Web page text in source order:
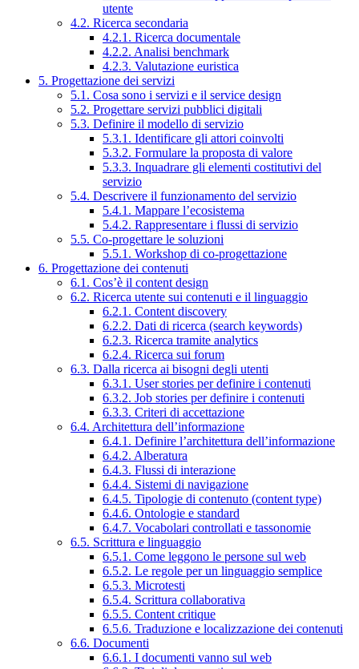
utente
4.2. Ricerca secondaria
4.2.1. Ricerca documentale
4.2.2. Analisi benchmark
4.2.3. Valutazione euristica
5. Progettazione dei servizi
5.1. Cosa sono i servizi e il service design
5.2. Progettare servizi pubblici digitali
5.3. Definire il modello di servizio
5.3.1. Identificare gli attori coinvolti
5.3.2. Formulare la proposta di valore
5.3.3. Inquadrare gli elementi costitutivi del
servizio
5.4. Descrivere il funzionamento del servizio
5.4.1. Mappare l’ecosistema
5.4.2. Rappresentare i flussi di servizio
5.5. Co-progettare le soluzioni
5.5.1. Workshop di co-progettazione
6. Progettazione dei contenuti
6.1. Cos’è il content design
6.2. Ricerca utente sui contenuti e il linguaggio
6.2.1. Content discovery
6.2.2. Dati di ricerca (search keywords)
6.2.3. Ricerca tramite analytics
6.2.4. Ricerca sui forum
6.3. Dalla ricerca ai bisogni degli utenti
6.3.1. User stories per definire i contenuti
6.3.2. Job stories per definire i contenuti
6.3.3. Criteri di accettazione
6.4. Architettura dell’informazione
6.4.1. Definire l’architettura dell’informazione
6.4.2. Alberatura
6.4.3. Flussi di interazione
6.4.4. Sistemi di navigazione
6.4.5. Tipologie di contenuto (content type)
6.4.6. Ontologie e standard
6.4.7. Vocabolari controllati e tassonomie
6.5. Scrittura e linguaggio
6.5.1. Come leggono le persone sul web
6.5.2. Le regole per un linguaggio semplice
6.5.3. Microtesti
6.5.4. Scrittura collaborativa
6.5.5. Content critique
6.5.6. Traduzione e localizzazione dei contenuti
6.6. Documenti
6.6.1. I documenti vanno sul web